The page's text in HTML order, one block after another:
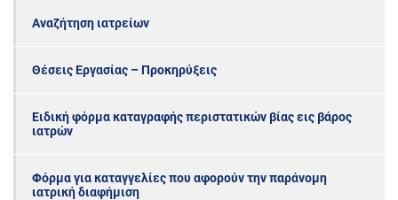
Αναζήτηση ιατρείων
Θέσεις Εργασίας – Προκηρύξεις
Ειδική φόρμα καταγραφής περιστατικών βίας εις βάρος
ιατρών
Φόρμα για καταγγελίες που αφορούν την παράνομη
ιατρική διαφήμιση